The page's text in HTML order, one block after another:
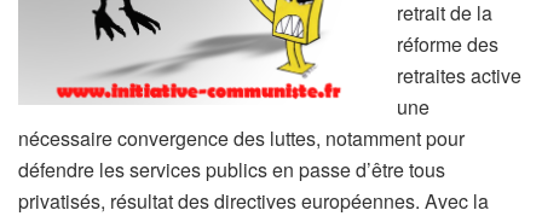
retrait de la
réforme des
retraites active
une
nécessaire convergence des luttes, notamment pour
défendre les services publics en passe d’être tous
privatisés, résultat des directives européennes. Avec la